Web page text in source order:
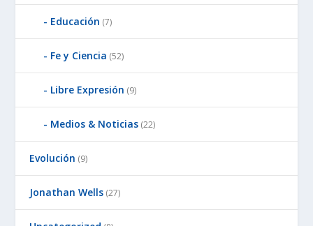
Educación (7)
Fe y Ciencia (52)
Libre Expresión (9)
Medios & Noticias (22)
Evolución (9)
Jonathan Wells (27)